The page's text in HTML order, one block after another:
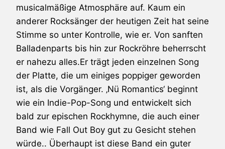
musicalmäßige Atmosphäre auf. Kaum ein
anderer Rocksänger der heutigen Zeit hat seine
Stimme so unter Kontrolle, wie er. Von sanften
Balladenparts bis hin zur Rockröhre beherrscht
er nahezu alles.Er trägt jeden einzelnen Song
der Platte, die um einiges poppiger geworden
ist, als die Vorgänger. ‚Nü Romantics‘ beginnt
wie ein Indie-Pop-Song und entwickelt sich
bald zur epischen Rockhymne, die auch einer
Band wie Fall Out Boy gut zu Gesicht stehen
würde.. Überhaupt ist diese Band ein guter